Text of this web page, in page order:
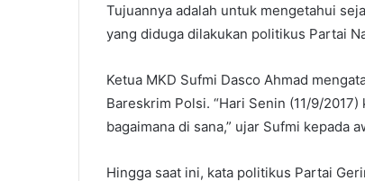
Tujuannya adalah untuk mengetahui
yang diduga dilakukan politikus Partai
Ketua MKD Sufmi Dasco Ahmad
Bareskrim Polsi. “Hari Senin (11/9/
bagaimana di sana,” ujar Sufmi kepada
Hingga saat ini, kata politikus Partai